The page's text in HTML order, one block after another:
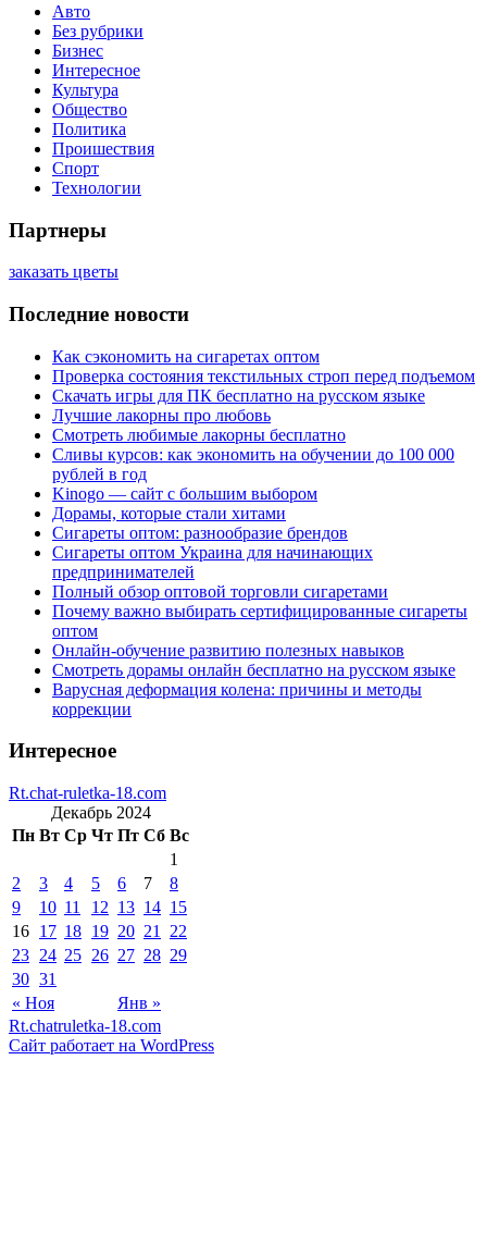
Авто
Без рубрики
Бизнес
Интересное
Культура
Общество
Политика
Проишествия
Спорт
Технологии
Партнеры
заказать цветы
Последние новости
Как сэкономить на сигаретах оптом
Проверка состояния текстильных строп перед подъемом
Скачать игры для ПК бесплатно на русском языке
Лучшие лакорны про любовь
Смотреть любимые лакорны бесплатно
Сливы курсов: как экономить на обучении до 100 000
рублей в год
Kinogo — сайт с большим выбором
Дорамы, которые стали хитами
Сигареты оптом: разнообразие брендов
Сигареты оптом Украина для начинающих
предпринимателей
Полный обзор оптовой торговли сигаретами
Почему важно выбирать сертифицированные сигареты
оптом
Онлайн-обучение развитию полезных навыков
Смотреть дорамы онлайн бесплатно на русском языке
Варусная деформация колена: причины и методы
коррекции
Интересное
Rt.chat-ruletka-18.com
Декабрь 2024
Пн Вт Ср Чт Пт Сб Вс
« Ноя Янв »
1
2
3 4 5 6 7
8
9
10 11 12 13 14 15
16 17 18 19 20 21
22
23 24 25 26 27 28 29
30 31
Rt.chatruletka-18.com
Сайт работает на WordPress